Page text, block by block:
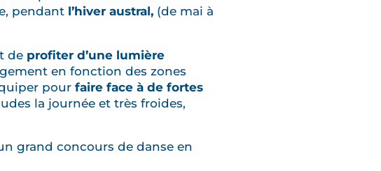
pendant l’hiver austral, (de mai à
de profiter d’une lumière
en fonction des zones
pour faire face à de fortes
la journée et très froides,
grand concours de danse en